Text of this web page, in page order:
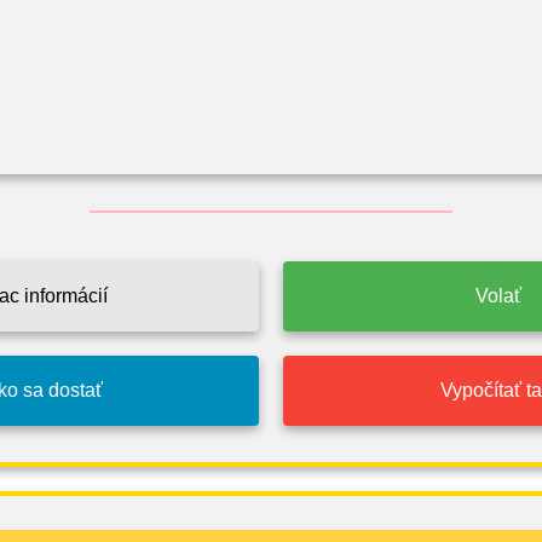
informácií Volať
sa dostať Vypočítať